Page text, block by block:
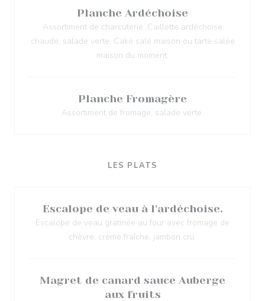
Planche Ardéchoise
Assortiment de charcuterie, Caillette ardéchoise
chaude, salade verte, Cake salé maison ou tarte salée
maison du moment.
Planche Fromagère
Assortiment de fromage, salade verte.
LES PLATS
Escalope de veau à l'ardéchoise.
Escalope de veau gratinée au four avec fromage de
chèvre, crème fraîche, jambon cru.
Magret de canard sauce Auberge
aux fruits